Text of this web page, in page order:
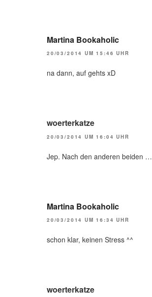
Martina Bookaholic
20/03/2014 UM 15:46 UHR
na dann, auf gehts xD
woerterkatze
20/03/2014 UM 16:04 UHR
Jep. Nach den anderen beiden …
Martina Bookaholic
20/03/2014 UM 16:34 UHR
schon klar, keinen Stress ^^
woerterkatze